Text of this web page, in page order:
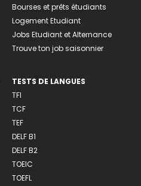
Bourses et prêts étudiants
Logement Etudiant
Jobs Etudiant et Alternance
Trouve ton job saisonnier
TESTS DE LANGUES
TFI
TCF
TEF
DELF B1
DELF B2
TOEIC
TOEFL